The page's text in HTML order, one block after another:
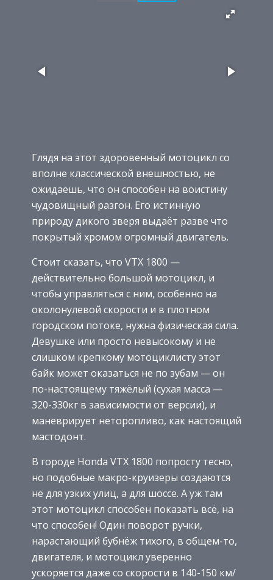
Глядя на этот здоровенный мотоцикл со
вполне классической внешностью, не
ожидаешь, что он способен на воистину
чудовищный разгон. Его истинную
природу дикого зверя выдаёт разве что
покрытый хромом огромный двигатель.
Стоит сказать, что VTX 1800 —
действительно большой мотоцикл, и
чтобы управляться с ним, особенно на
околонулевой скорости и в плотном
городском потоке, нужна физическая сила.
Девушке или просто невысокому и не
слишком крепкому мотоциклисту этот
байк может оказаться не по зубам — он
по-настоящему тяжёлый (сухая масса —
320-330кг в зависимости от версии), и
маневрирует неторопливо, как настоящий
мастодонт.
В городе Honda VTX 1800 попросту тесно,
но подобные макро-круизеры создаются
не для узких улиц, а для шоссе. А уж там
этот мотоцикл способен показать всё, на
что способен! Один поворот ручки,
нарастающий бубнёж тихого, в общем-то,
двигателя, и мотоцикл уверенно
ускоряется даже со скорости в 140-150 км/